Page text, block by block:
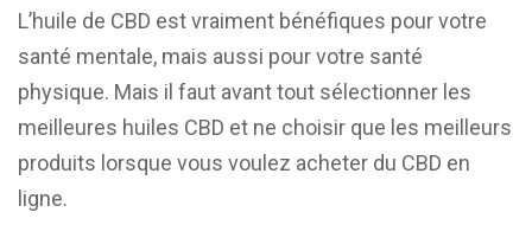
L’huile de CBD est vraiment bénéfiques pour votre
santé mentale, mais aussi pour votre santé
physique. Mais il faut avant tout sélectionner les
meilleures huiles CBD et ne choisir que les meilleurs
produits lorsque vous voulez acheter du CBD en
ligne.